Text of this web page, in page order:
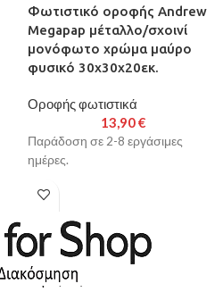
Φωτιστικό οροφής Andrew
Megapap μέταλλο/σχοινί
μονόφωτο χρώμα μαύρο
φυσικό 30x30x20εκ.
Οροφής φωτιστικά
13,90€
Παράδοση σε 2-8 εργάσιμες
ημέρες.